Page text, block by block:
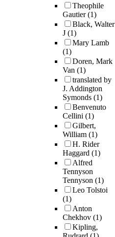
Theophile
Gautier(1)
Black, Walter
J (1)
Mary Lamb
(1)
Doren, Mark
Van (1)
translated by
J. Addington
Symonds (1)
Benvenuto
Cellini (1)
Gilbert,
William (1)
H. Rider
Haggard (1)
Alfred
Tennyson
Tennyson (1)
Leo Tolstoi
(1)
Anton
Chekhov (1)
Kipling,